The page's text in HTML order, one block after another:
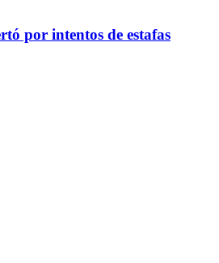
por intentos de estafas